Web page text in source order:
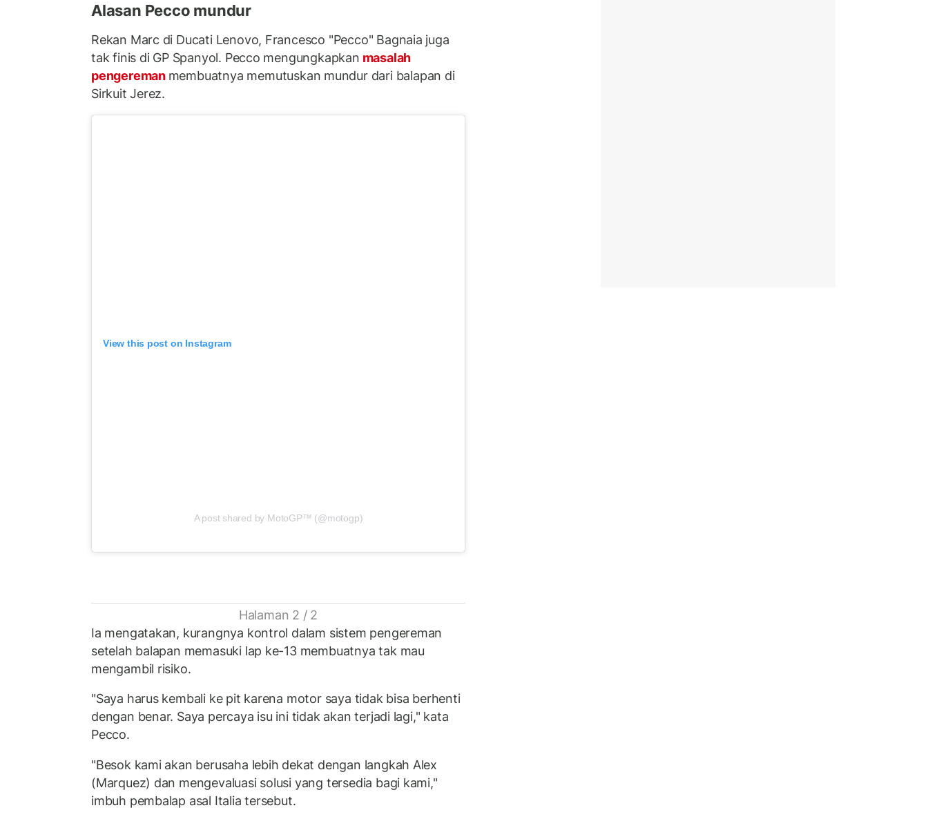
Alasan Pecco mundur
Rekan Marc di Ducati Lenovo, Francesco "Pecco" Bagnaia juga
tak finis di GP Spanyol. Pecco mengungkapkan masalah
pengereman membuatnya memutuskan mundur dari balapan di
Sirkuit Jerez.
View this post on Instagram
A post shared by MotoGP™ (@motogp)
Halaman 2 / 2
Ia mengatakan, kurangnya kontrol dalam sistem pengereman
setelah balapan memasuki lap ke-13 membuatnya tak mau
mengambil risiko.
"Saya harus kembali ke pit karena motor saya tidak bisa berhenti
dengan benar. Saya percaya isu ini tidak akan terjadi lagi," kata
Pecco.
"Besok kami akan berusaha lebih dekat dengan langkah Alex
(Marquez) dan mengevaluasi solusi yang tersedia bagi kami,"
imbuh pembalap asal Italia tersebut.